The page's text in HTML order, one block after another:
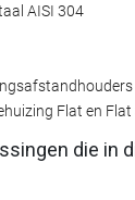
AISI 304
Flat en Flat
die in